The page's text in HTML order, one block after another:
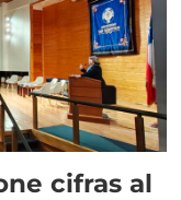
cifras al